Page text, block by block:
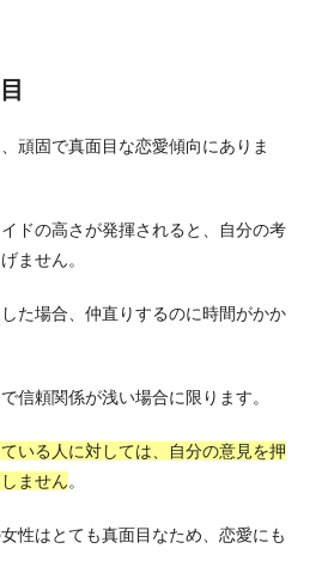
頑固で真面目な恋愛傾向にありま
ドの高さが発揮されると、自分の考
ません。
た場合、仲直りするのに時間がかか
信頼関係が浅い場合に限ります。
いる人に対しては、自分の意見を押
ません。
性はとても真面目なため、恋愛にも